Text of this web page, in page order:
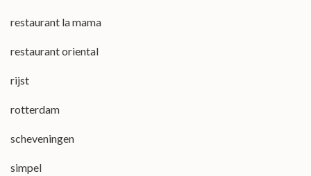
restaurant la mama
restaurant oriental
rijst
rotterdam
scheveningen
simpel